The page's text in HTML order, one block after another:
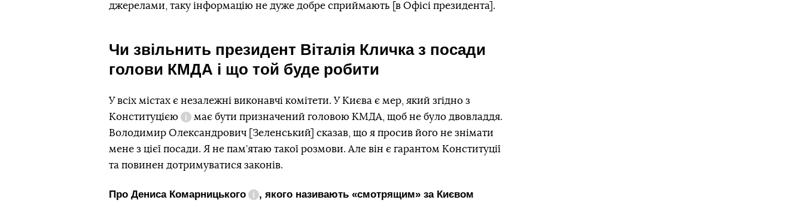
джерелами, таку інформацію не дуже добре сприймають [в Офісі президента].
Чи звільнить президент Віталія Кличка з посади
голови КМДА і що той буде робити
У всіх містах є незалежні виконавчі комітети. У Києва є мер, який згідно з
Конституцією
Довідка
має бути призначений головою КМДА, щоб не було двовладдя.
Володимир Олександрович [Зеленський] сказав, що я просив його не знімати
мене з цієї посади. Я не пам’ятаю такої розмови. Але він є гарантом Конституції
та повинен дотримуватися законів.
Про Дениса Комарницького
Довідка
, якого називають «смотрящим» за Києвом